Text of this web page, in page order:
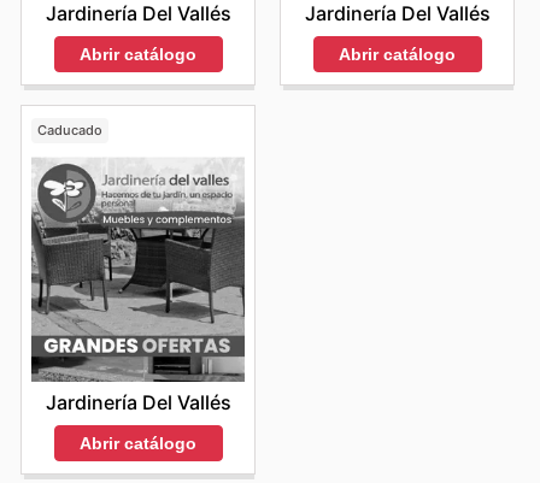
Jardinería Del Vallés
Abrir catálogo
Jardinería Del Vallés
Abrir catálogo
Caducado
Jardinería Del Vallés
Abrir catálogo